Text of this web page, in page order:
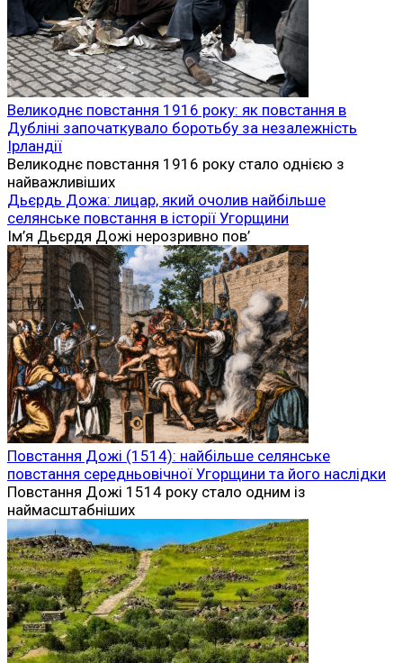
Великоднє повстання 1916 року: як повстання в
Дубліні започаткувало боротьбу за незалежність
Ірландії
Великоднє повстання 1916 року стало однією з
найважливіших
Дьєрдь Дожа: лицар, який очолив найбільше
селянське повстання в історії Угорщини
Ім’я Дьєрдя Дожі нерозривно пов’
Повстання Дожі (1514): найбільше селянське
повстання середньовічної Угорщини та його наслідки
Повстання Дожі 1514 року стало одним із
наймасштабніших